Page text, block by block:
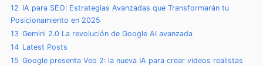
12 IA para SEO: Estrategias Avanzadas que Transformarán tu
Posicionamiento en 2025
13 Gemini 2.0 La revolución de Google AI avanzada
14 Latest Posts
15 Google presenta Veo 2: la nueva IA para crear videos realistas